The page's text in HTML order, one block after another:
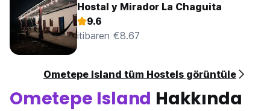
Hostal y Mirador La Chaguita
9.6
itibaren €8.67
Ometepe Island tüm Hostels görüntüle
Ometepe Island Hakkında